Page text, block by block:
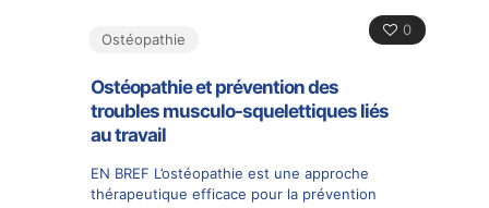
0
Ostéopathie
Ostéopathie et prévention des
troubles musculo-squelettiques liés
au travail
EN BREF L’ostéopathie est une approche
thérapeutique efficace pour la prévention